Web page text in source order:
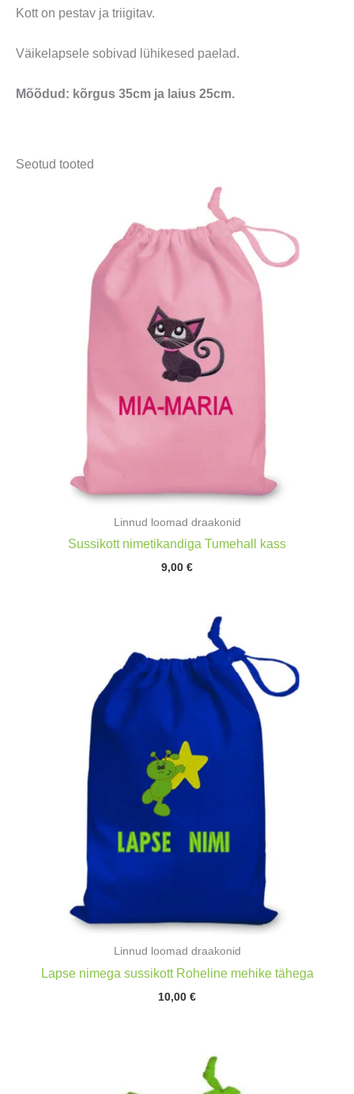
Kott on pestav ja triigitav.
Väikelapsele sobivad lühikesed paelad.
Mõõdud: kõrgus 35cm ja laius 25cm.
Seotud tooted
Linnud loomad draakonid
Sussikott nimetikandiga Tumehall kass
9,00 €
Linnud loomad draakonid
Lapse nimega sussikott Roheline mehike tähega
10,00 €